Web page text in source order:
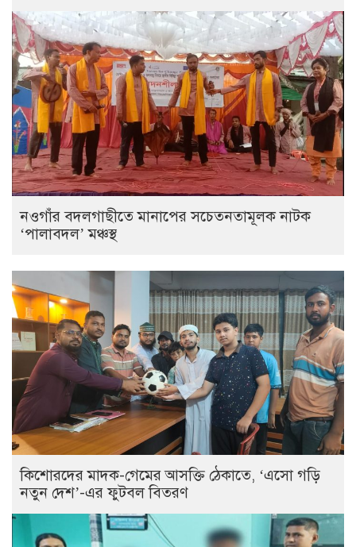
নওগাঁর বদলগাছীতে মানাপের সচেতনতামূলক নাটক
‘পালাবদল’ মঞ্চস্থ
কিশোরদের মাদক-গেমের আসক্তি ঠেকাতে, ‘এসো গড়ি
নতুন দেশ’-এর ফুটবল বিতরণ